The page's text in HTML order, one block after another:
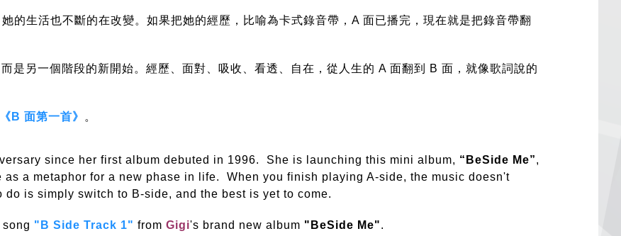
的生活也不斷的在改變。如果把她的經歷，比喻為卡式錄音帶，A 面已播完，現在就是把錄音帶翻
是另一個階段的新開始。經歷、面對、吸收、看透、自在，從人生的 A 面翻到 B 面，就像歌詞說的
《B 面第一首》 。
since her first album debuted in 1996. She is launching this mini album, “BeSide Me”,
a metaphor for a new phase in life. When you finish playing A-side, the music doesn't
is simply switch to B-side, and the best is yet to come.
"B Side Track 1" from Gigi's brand new album "BeSide Me".